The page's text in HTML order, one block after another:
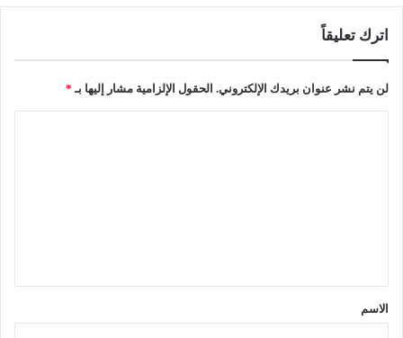
اترك تعليقاً
لن يتم نشر عنوان بريدك الإلكتروني. الحقول الإلزامية مشار إليها بـ *
ق
*الاسم